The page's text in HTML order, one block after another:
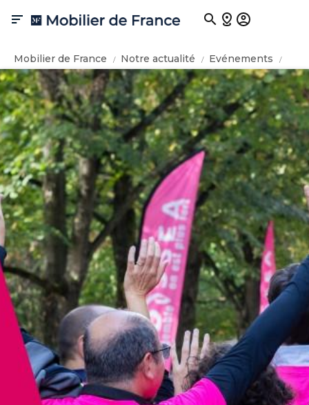

Mobilier de France Notre actualité
Evénements
Octobre Rose